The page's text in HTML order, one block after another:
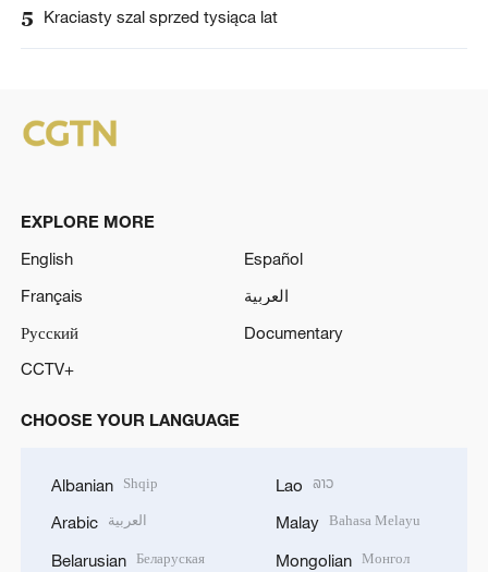
5 Kraciasty szal sprzed tysiąca lat
EXPLORE MORE
English
Español
Français
العربية
Русский
Documentary
CCTV+
CHOOSE YOUR LANGUAGE
Albanian Shqip
Arabic العربية
Belarusian Беларуская
Lao ລາວ
Malay Bahasa Melayu
Mongolian Монгол